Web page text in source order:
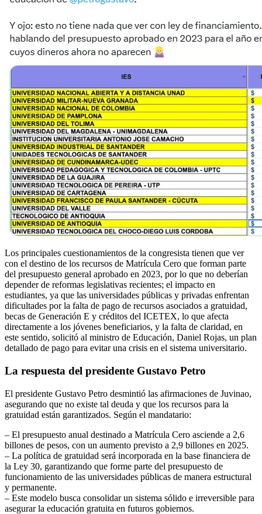
Los principales cuestionamientos de la congresista tienen que ver
con el destino de los recursos de Matrícula Cero que forman parte
del presupuesto general aprobado en 2023, por lo que no deberían
depender de reformas legislativas recientes; el impacto en
estudiantes, ya que las universidades públicas y privadas enfrentan
dificultades por la falta de pago de recursos asociados a gratuidad,
becas de Generación E y créditos del ICETEX, lo que afecta
directamente a los jóvenes beneficiarios, y la falta de claridad, en
este sentido, solicitó al ministro de Educación, Daniel Rojas, un plan
detallado de pago para evitar una crisis en el sistema universitario.
La respuesta del presidente Gustavo Petro
El presidente Gustavo Petro desmintió las afirmaciones de Juvinao,
asegurando que no existe tal deuda y que los recursos para la
gratuidad están garantizados. Según el mandatario:
– El presupuesto anual destinado a Matrícula Cero asciende a 2,6
billones de pesos, con un aumento previsto a 2,9 billones en 2025.
– La política de gratuidad será incorporada en la base financiera de
la Ley 30, garantizando que forme parte del presupuesto de
funcionamiento de las universidades públicas de manera estructural
y permanente.
– Este modelo busca consolidar un sistema sólido e irreversible para
asegurar la educación gratuita en futuros gobiernos.